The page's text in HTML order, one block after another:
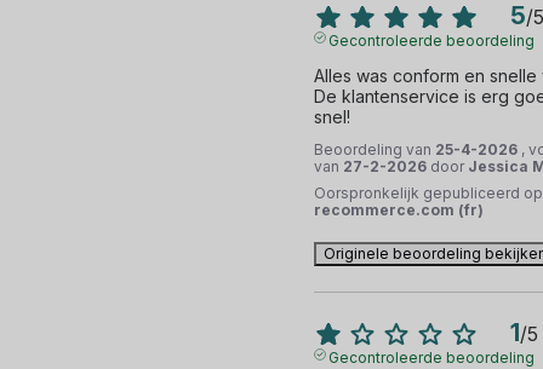
5/5
Gecontroleerde beoordeling
Alles was conform en
De klantenservice is erg
snel!
Beoordeling van 25-4-2026 ,
van 27-2-2026 door Jessica
Oorspronkelijk gepubliceerd op
recommerce.com (fr)
Originele beoordeling
1/5
Gecontroleerde beoordeling